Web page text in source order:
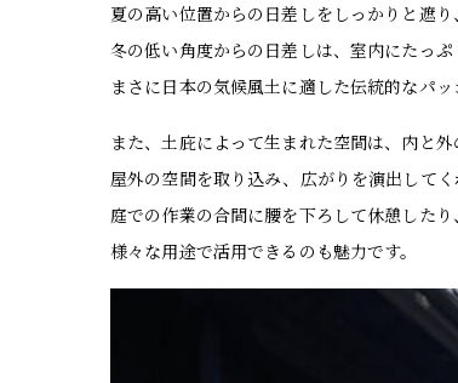
夏の高い位置からの日差しをしっかりと遮り
冬の低い角度からの日差しは、室内にたっ
まさに日本の気候風土に適した伝統的なパッ
また、土庇によって生まれた空間は、内と外
屋外の空間を取り込み、広がりを演出してく
庭での作業の合間に腰を下ろして休憩したり
様々な用途で活用できるのも魅力です。